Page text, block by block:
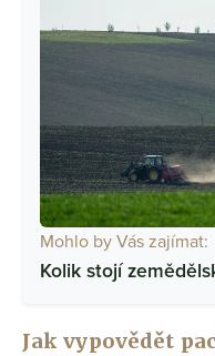
Mohlo by Vás zajímat:
Kolik stojí
Jak vypovědět